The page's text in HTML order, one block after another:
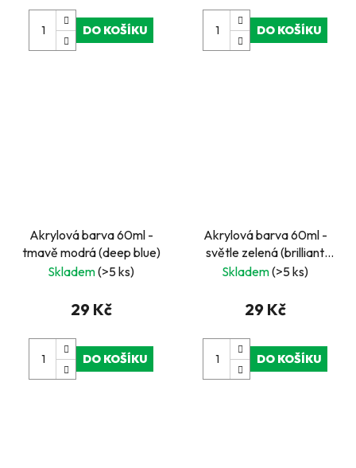
DO KOŠÍKU DO KOŠÍKU
Akrylová barva 60ml -
tmavě modrá (deep blue)
Skladem(>5 ks)
29 Kč
DO KOŠÍKU
Akrylová barva 60ml -
světle zelená (brilliant
green)
Skladem(>5 ks)
29 Kč
DO KOŠÍKU